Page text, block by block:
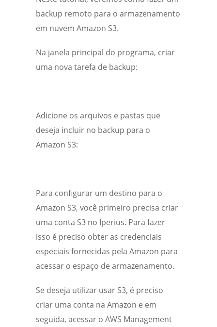
backup remoto para o armazenamento
em nuvem Amazon S3.
Na janela principal do programa, criar
uma nova tarefa de backup:
Adicione os arquivos e pastas que
deseja incluir no backup para o
Amazon S3:
Para configurar um destino para o
Amazon S3, você primeiro precisa criar
uma conta S3 no Iperius. Para fazer
isso é preciso obter as credenciais
especiais fornecidas pela Amazon para
acessar o espaço de armazenamento.
Se deseja utilizar usar S3, é preciso
criar uma conta na Amazon e em
seguida, acessar o AWS Management